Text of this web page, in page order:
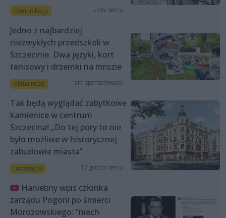
Komunikacja 2 dni temu
Jedno z najbardziej
niezwykłych przedszkoli w
Szczecinie. Dwa języki, kort
tenisowy i drzemki na mrozie
Aktualności art. sponsorowany
Tak będą wyglądać zabytkowe
kamienice w centrum
Szczecina! „Do tej pory to nie
było możliwe w historycznej
zabudowie miasta”
Inwestycje 17 godzin temu
Haniebny wpis członka
zarządu Pogoni po śmierci
Morozowskiego: “niech